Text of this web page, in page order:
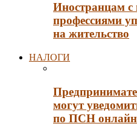
Иностранцам с
профессиями
на жительство
НАЛОГИ
могут
по ПСН онлайн